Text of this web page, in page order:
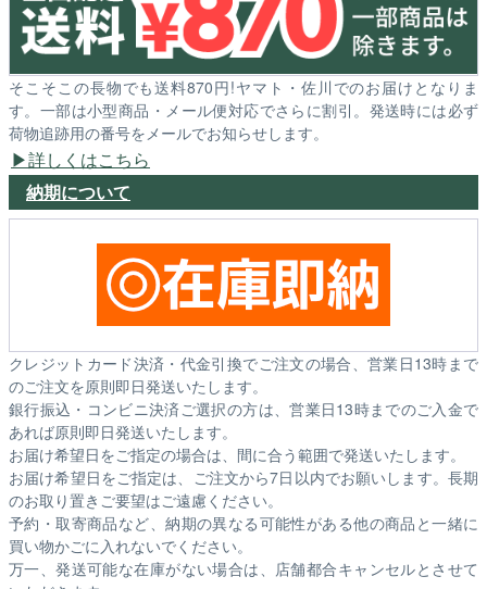
そこそこの長物でも送料870円!ヤマト・佐川でのお届けとなりま
す。一部は小型商品・メール便対応でさらに割引。発送時には必ず
荷物追跡用の番号をメールでお知らせします。
詳しくはこちら
納期について
クレジットカード決済・代金引換でご注文の場合、営業日13時まで
のご注文を原則即日発送いたします。
銀行振込・コンビニ決済ご選択の方は、営業日13時までのご入金で
あれば原則即日発送いたします。
お届け希望日をご指定の場合は、間に合う範囲で発送いたします。
お届け希望日をご指定は、ご注文から7日以内でお願いします。長期
のお取り置きご要望はご遠慮ください。
予約・取寄商品など、納期の異なる可能性がある他の商品と一緒に
買い物かごに入れないでください。
万一、発送可能な在庫がない場合は、店舗都合キャンセルとさせて